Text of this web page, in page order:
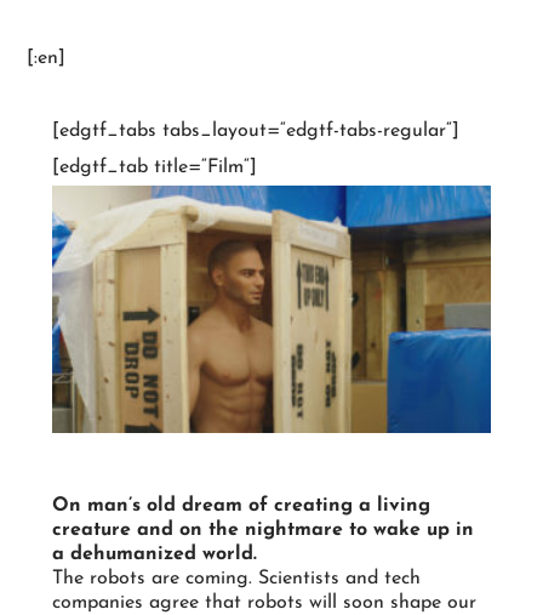
[:en]
[edgtf_tabs tabs_layout=“edgtf-tabs-regular“]
[edgtf_tab title=“Film“]
On man’s old dream of creating a living
creature and on the nightmare to wake up in
a dehumanized world.
The robots are coming. Scientists and tech
companies agree that robots will soon shape our